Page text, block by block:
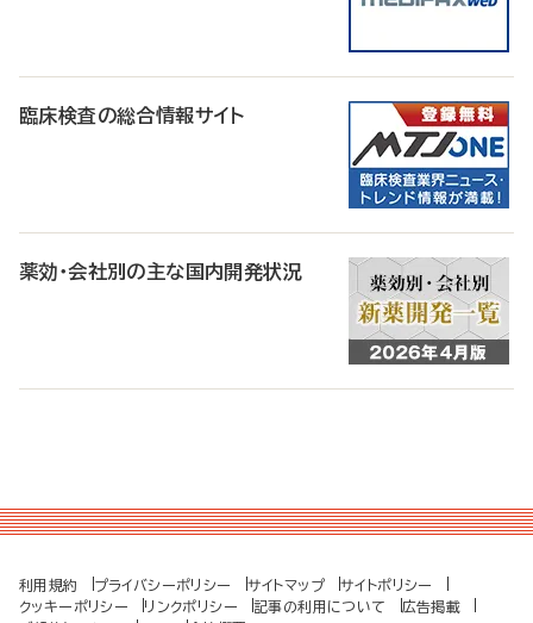
臨床検査の総合情報サイト
薬効・会社別の主な国内開発状況
利用規約 プライバシーポリシー サイトマップ
サイトポリシー
クッキーポリシー
リンクポリシー 記事の利用について
広告掲載